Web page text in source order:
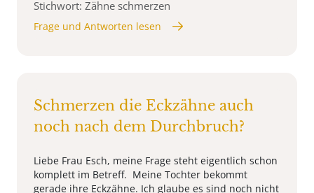
Stichwort: Zähne schmerzen
Frage und Antworten lesen
Schmerzen die Eckzähne auch
noch nach dem Durchbruch?
Liebe Frau Esch, meine Frage steht eigentlich schon
komplett im Betreff. Meine Tochter bekommt
gerade ihre Eckzähne. Ich glaube es sind noch nicht